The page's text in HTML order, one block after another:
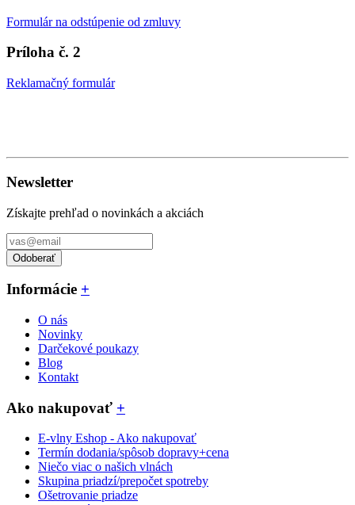
Formulár na odstúpenie od zmluvy
Príloha č. 2
Reklamačný formulár
Newsletter
Získajte prehľad o novinkách a akciách
Odoberať
Informácie +
O nás
Novinky
Darčekové poukazy
Blog
Kontakt
Ako nakupovať +
E-vlny Eshop - Ako nakupovať
Termín dodania/spôsob dopravy+cena
Niečo viac o našich vlnách
Skupina priadzí/prepočet spotreby
Ošetrovanie priadze